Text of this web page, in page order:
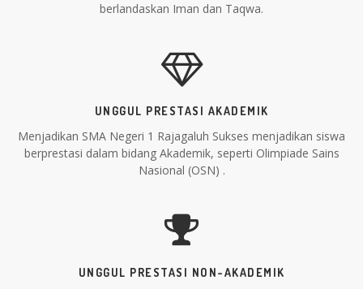
berlandaskan Iman dan Taqwa.
UNGGUL PRESTASI AKADEMIK
Menjadikan SMA Negeri 1 Rajagaluh Sukses menjadikan siswa
berprestasi dalam bidang Akademik, seperti Olimpiade Sains
Nasional (OSN) .
UNGGUL PRESTASI NON-AKADEMIK